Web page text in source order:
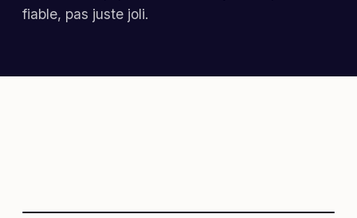
fiable, pas juste joli.